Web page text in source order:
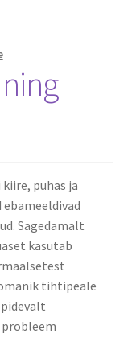
puhas ja
Sagedamalt
kasutab
tihtipeale